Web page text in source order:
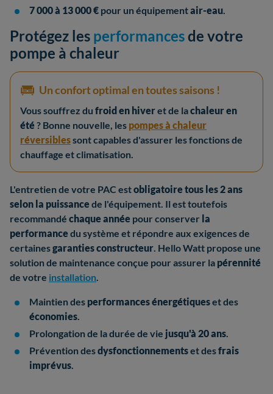
7 000 à 13 000 € pour un équipementair-eau.
Protégez les performancesde votre
pompe à chaleur
Un confort optimal en toutes saisons !
Vous souffrez du froid en hiveret de lachaleur en
été ? Bonne nouvelle, les pompes à chaleur
réversiblessont capables d'assurer les fonctions de
chauffage et climatisation.
L'entretien de votre PAC estobligatoire tous les 2 ans
selon la puissance de l'équipement. Il est toutefois
recommandé chaque année pour conserver la
performance du système et répondre aux exigences de
certainesgaranties constructeur. Hello Watt propose une
solution de maintenance conçue pour assurer la pérennité
de votre installation.
Maintien des performances énergétiqueset des
économies.
Prolongation de la durée de vie jusqu'à 20 ans.
Prévention desdysfonctionnementset desfrais
imprévus.